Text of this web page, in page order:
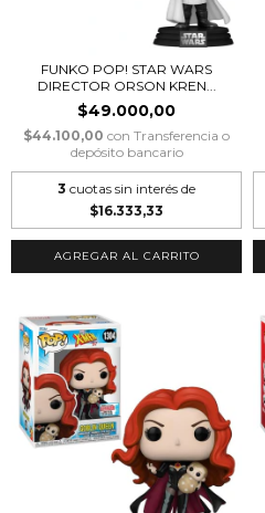
FUNKO POP! STAR WARS
DIRECTOR ORSON KREN...
$49.000,00
$44.100,00 con Transferencia o
depósito bancario
3 cuotas sin interés de
$16.333,33